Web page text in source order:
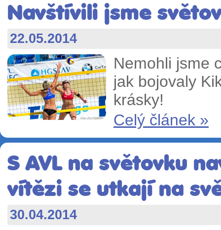
Navštívili jsme
22.05.2014
Nemohli jsme
jak bojovaly
krásky!
Celý článek »
S AVL na světovku
vítězi se utkají na
30.04.2014